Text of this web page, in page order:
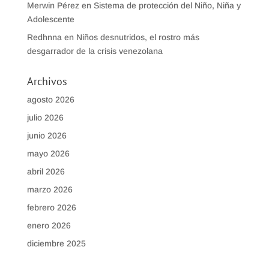
Merwin Pérez en Sistema de protección del Niño, Niña y
Adolescente
Redhnna en Niños desnutridos, el rostro más
desgarrador de la crisis venezolana
Archivos
agosto 2026
julio 2026
junio 2026
mayo 2026
abril 2026
marzo 2026
febrero 2026
enero 2026
diciembre 2025